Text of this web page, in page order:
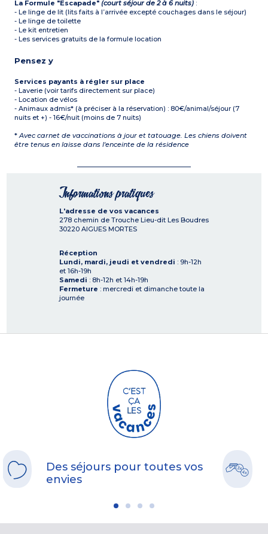
La Formule "Escapade"(court séjour de 2 à 6 nuits) :
- Le linge de lit (lits faits à l’arrivée excepté couchages dans le séjour)
- Le linge de toilette
- Le kit entretien
- Les services gratuits de la formule location
Pensez y
Services payants à régler sur place
- Laverie (voir tarifs directement sur place)
- Location de vélos
- Animaux admis* (à préciser à la réservation) : 80€/animal/séjour (7
nuits et +) - 16€/nuit (moins de 7 nuits)
*Avec carnet de vaccinations à jour et tatouage. Les chiens doivent
être tenus en laisse dans l'enceinte de la résidence
Informations pratiques
L'adresse de vos vacances
278 chemin de Trouche Lieu-dit Les Boudres
30220 AIGUES MORTES
Réception
Lundi, mardi, jeudi et vendredi : 9h-12h
et 16h-19h
Samedi : 8h-12h et 14h-19h
Fermeture : mercredi et dimanche toute la
journée
Des séjours pour toutes vos
envies